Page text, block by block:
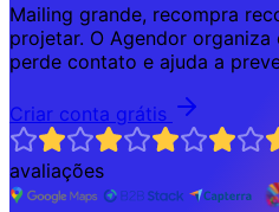
Mailing grande, recompra
projetar. O Agendor
perde contato e ajuda a
Criar conta grátis
avaliações